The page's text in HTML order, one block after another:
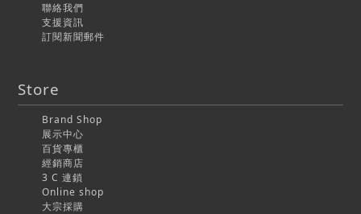
Store
Brand Shop
展示中心
百貨專櫃
經銷商店
3 C 連鎖
Online shop
大宗採購
聯絡我們
支援資訊
訂閱新聞郵件